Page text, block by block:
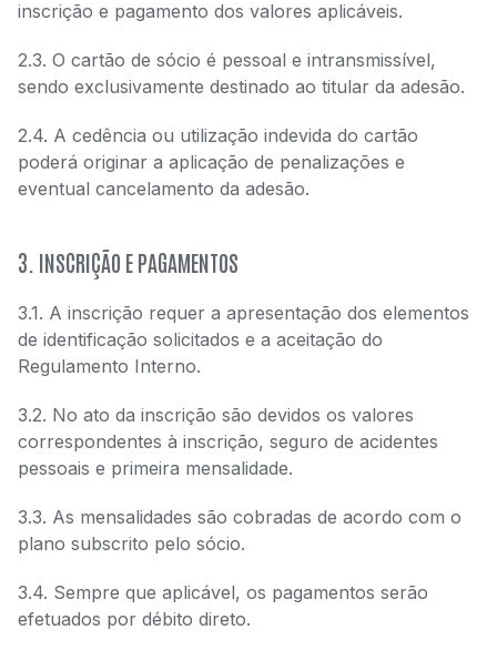
inscrição e pagamento dos valores aplicáveis.
2.3. O cartão de sócio é pessoal e intransmissível,
sendo exclusivamente destinado ao titular da adesão.
2.4. A cedência ou utilização indevida do cartão
poderá originar a aplicação de penalizações e
eventual cancelamento da adesão.
3. INSCRIÇÃO E PAGAMENTOS
3.1. A inscrição requer a apresentação dos elementos
de identificação solicitados e a aceitação do
Regulamento Interno.
3.2. No ato da inscrição são devidos os valores
correspondentes à inscrição, seguro de acidentes
pessoais e primeira mensalidade.
3.3. As mensalidades são cobradas de acordo com o
plano subscrito pelo sócio.
3.4. Sempre que aplicável, os pagamentos serão
efetuados por débito direto.